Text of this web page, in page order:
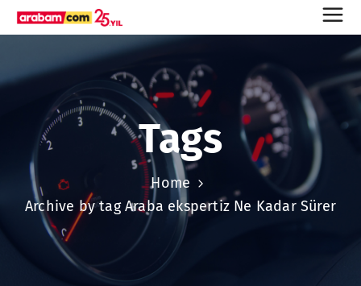
Tags
Home
Archive by tag Araba ekspertiz Ne Kadar Sürer